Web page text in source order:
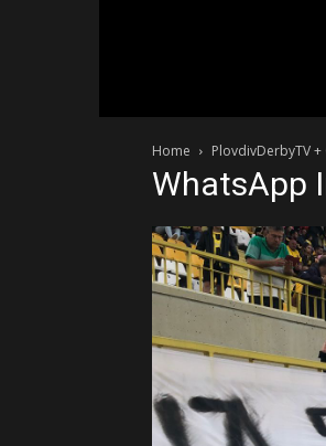
Home PlovdivDerbyTV
WhatsApp